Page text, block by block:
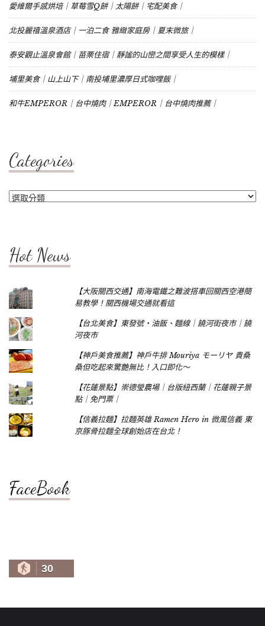
愛維爾手感烘培｜草莓雪Q餅｜太陽餅｜宅配美食｜
北投麗禧溫泉酒店｜一泊二食 雅緻家庭房｜夏末微旅｜
泰安觀止溫泉會館｜苗栗住宿｜靜謐的山巒之間享受人生的模樣｜
埔里美食｜山上山下｜南投埔里濃厚日式咖哩飯｜
和牛EMPEROR｜台中燒肉｜EMPEROR｜台中燒肉推薦｜
Categories
Categories
Hot News
【大阪關西交通】南海電鐵之難波搭車回關西空港簡
易教學！關西機場交通就看這
【台北美食】東發號‧油飯、麵線｜饒河街夜市｜饒
河夜市
【神戶美食推薦】神戶牛排 Mouriya モーリヤ 貴桑
桑但吃起來驚艷無比！入口即化～
【花蓮景點】崇德瑩農場｜台版紐西蘭｜花蓮親子景
點｜免門票｜
【信義拉麵】拉麵英雄 Ramen Hero in 微風信義 東
京豚骨拉麵全球創始店在台北！
FaceBook
30